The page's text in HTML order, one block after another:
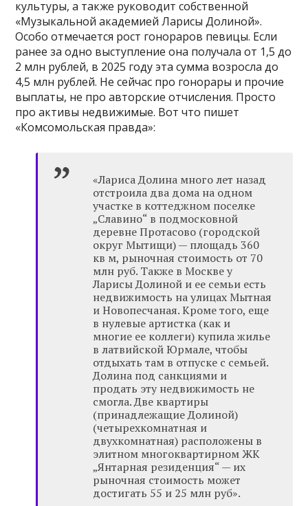
культуры, а также руководит собственной
«Музыкальной академией Ларисы Долиной».
Особо отмечается рост гонораров певицы. Если
ранее за одно выступление она получала от 1,5 до
2 млн рублей, в 2025 году эта сумма возросла до
4,5 млн рублей. Не сейчас про гонорары и прочие
выплаты, не про авторские отчисления. Просто
про активы недвижимые. Вот что пишет
«Комсомольская правда»:
«Лариса Долина много лет назад
отстроила два дома на одном
участке в коттеджном поселке
„Славино“ в подмосковной
деревне Протасово (городской
округ Мытищи) — площадь 360
кв м, рыночная стоимость от 70
млн руб. Также в Москве у
Ларисы Долиной и ее семьи есть
недвижимость на улицах Мытная
и Новопесчаная. Кроме того, еще
в нулевые артистка (как и
многие ее коллеги) купила жилье
в латвийской Юрмале, чтобы
отдыхать там в отпуске с семьей.
Долина под санкциями и
продать эту недвижимость не
смогла. Две квартиры
(принадлежащие Долиной)
(четырехкомнатная и
двухкомнатная) расположены в
элитном многоквартирном ЖК
„Янтарная резиденция“ — их
рыночная стоимость может
достигать 55 и 25 млн руб».